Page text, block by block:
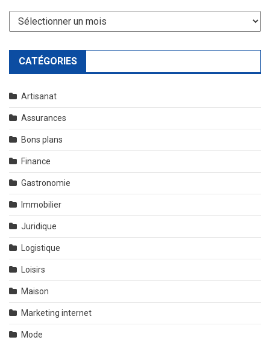
Archives
CATÉGORIES
Artisanat
Assurances
Bons plans
Finance
Gastronomie
Immobilier
Juridique
Logistique
Loisirs
Maison
Marketing internet
Mode